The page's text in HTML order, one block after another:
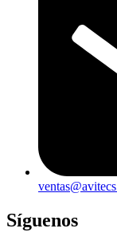
Síguenos